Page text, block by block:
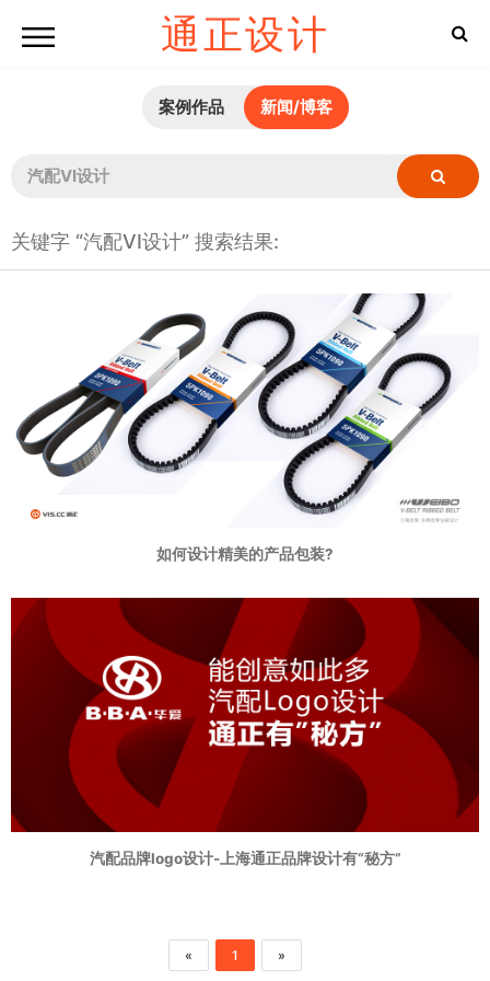
通正设计
案例作品 新闻/博客
关键字 “汽配VI设计” 搜索结果:
如何设计精美的产品包装?
汽配品牌logo设计-上海通正品牌设计有“秘方”
« 1 »